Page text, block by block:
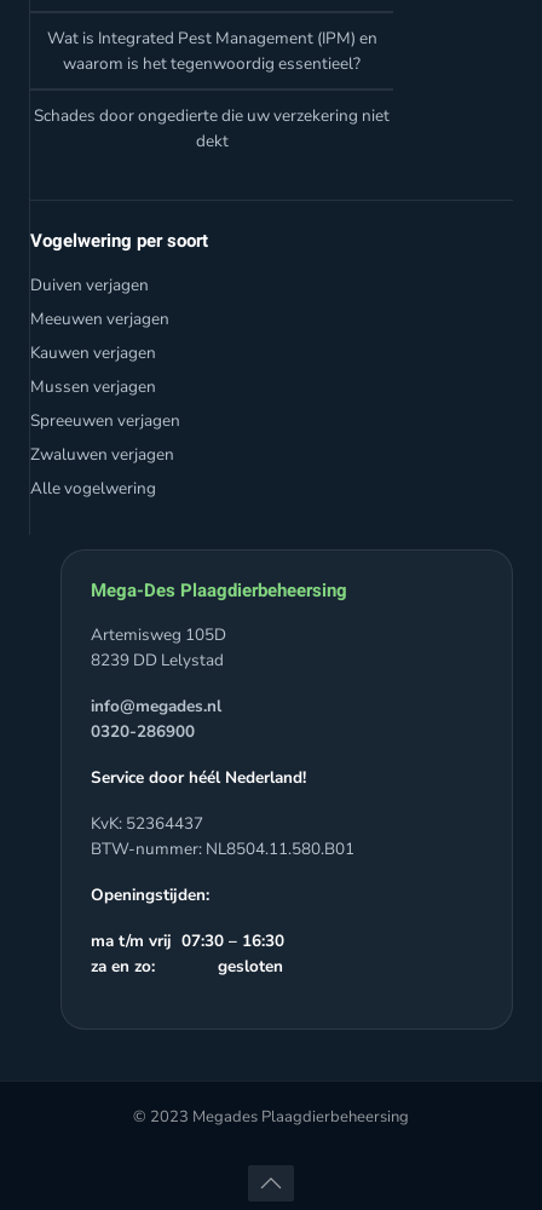
Wat is Integrated Pest Management (IPM) en
waarom is het tegenwoordig essentieel?
Schades door ongedierte die uw verzekering niet
dekt
Vogelwering per soort
Duiven verjagen
Meeuwen verjagen
Kauwen verjagen
Mussen verjagen
Spreeuwen verjagen
Zwaluwen verjagen
Alle vogelwering
Mega-Des Plaagdierbeheersing
Artemisweg 105D
8239 DD Lelystad
info@megades.nl
0320-286900
Service door héél Nederland!
KvK: 52364437
BTW-nummer: NL8504.11.580.B01
Openingstijden:
ma t/m vrij 07:30 – 16:30
za en zo: gesloten
© 2023 Megades Plaagdierbeheersing